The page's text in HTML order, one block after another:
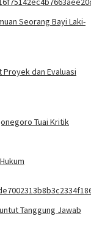
Seorang Bayi Laki-
Proyek dan Evaluasi
Tuai Kritik
Tanggung Jawab